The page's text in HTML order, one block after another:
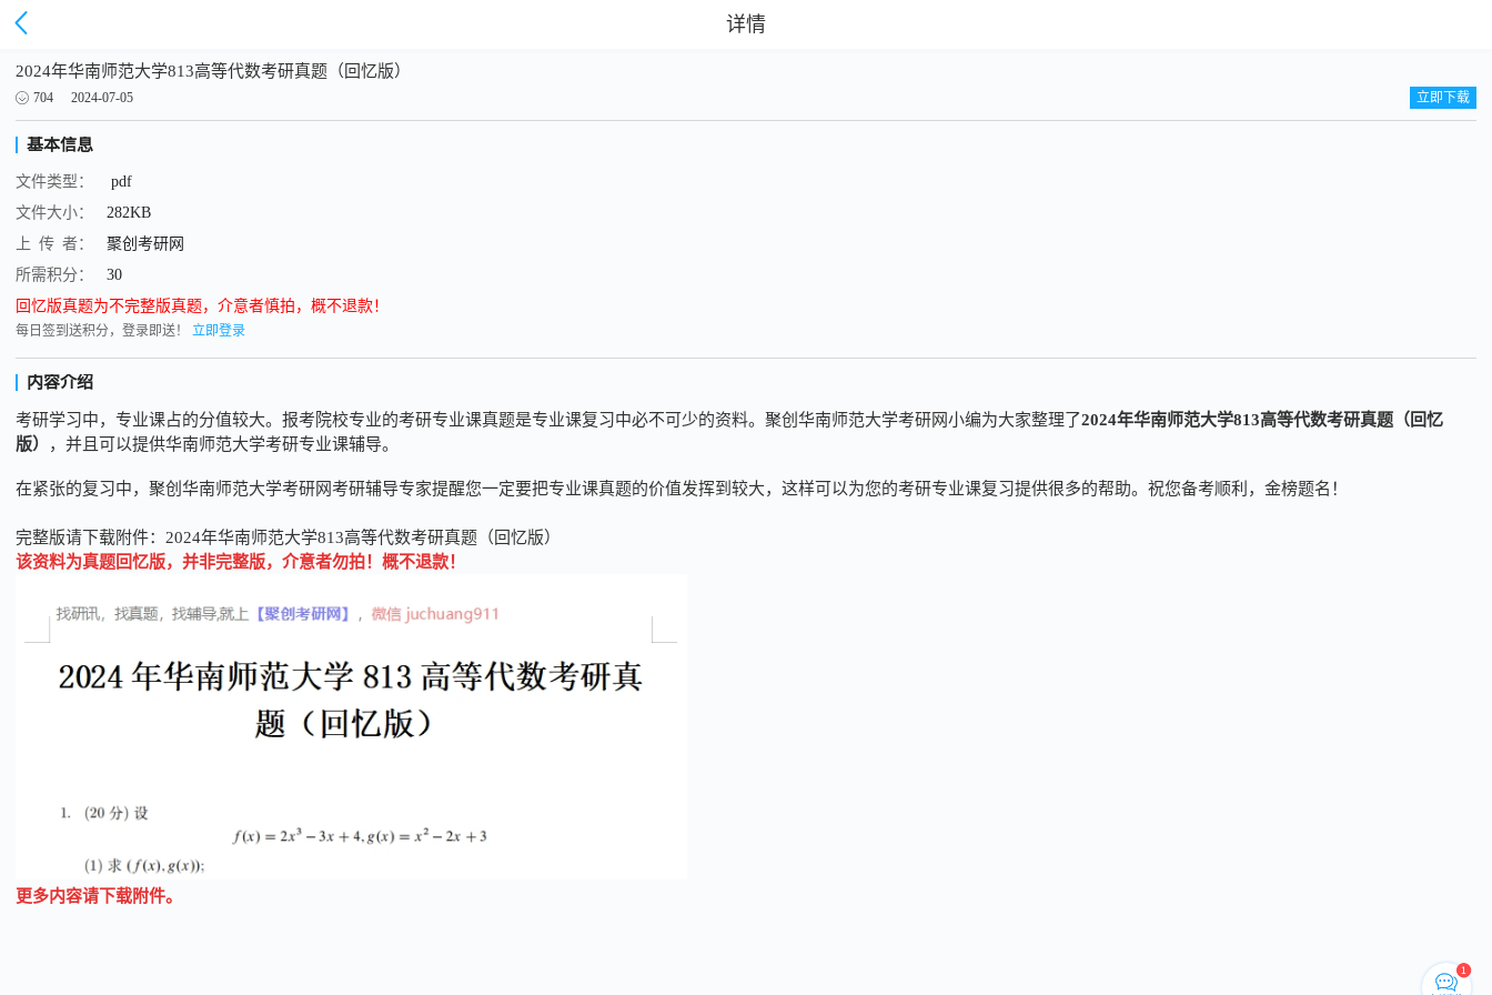
详情
2024年华南师范大学813高等代数考研真题（回忆版）
704 2024-07-05 立即下载
基本信息
文件类型：
pdf
文件大小：
282KB
上 传 者：
聚创考研网
所需积分：
30
回忆版真题为不完整版真题，介意者慎拍，概不退款！
每日签到送积分，登录即送！ 立即登录
内容介绍
考研学习中，专业课占的分值较大。报考院校专业的考研专业课真题是专业课复习中必不可少的资料。 聚创华南师范大学考研网小编为大家整理了2024年华南师范大学813高等代数考研真题（回忆
版）
，并且可以提供华南师范大学考研专业课辅导。
在紧张的复习中， 聚创华南师范大学考研网考研辅导专家提醒您一定要把专业课真题的价值发挥到较大，这样可以为您的考研专业课复习提供很多的帮助。祝您备考顺利，金榜题名！
完整版请下载附件： 2024年华南师范大学813高等代数考研真题（回忆版）
该资料为真题回忆版，并非完整版，介意者勿拍！概不退款！
更多内容请下载附件。